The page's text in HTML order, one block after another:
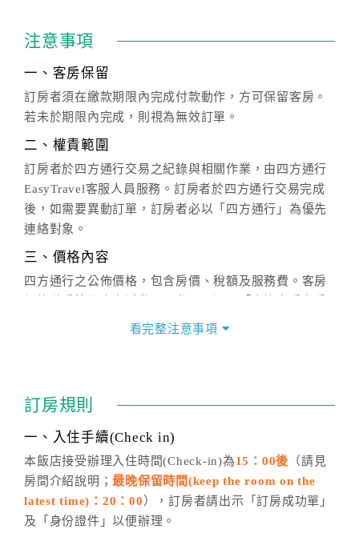
注意事項
一、客房保留
訂房者須在繳款期限內完成付款動作，方可保留客房。
若未於期限內完成，則視為無效訂單。
二、權責範圍
訂房者於四方通行交易之紀錄與相關作業，由四方通行
EasyTravel客服人員服務。訂房者於四方通行交易完成
後，如需要異動訂單，訂房者必以「四方通行」為優先
連絡對象。
三、價格內容
四方通行之公佈價格，包含房價、稅額及服務費。客房
價」之當日價格為標準。
話方式異動訂單。
※非客服時間之申辦異動，皆為次日計算及辦理。
五、客服時間
週一至週日，上午9:00～晚上6:00
六、聯絡方式
看完整注意事項
訂房規則
一、入住手續(Check in)
本飯店接受辦理入住時間(Check-in)為15：00後 （請見
房間介紹說明；最晚保留時間(keep the room on the
latest time)：20：00 ），訂房者請出示「訂房成功單」
及「身份證件」以便辦理。